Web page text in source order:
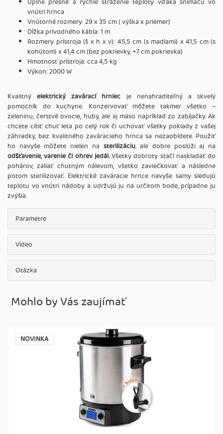
vnútri hrnca
Vnútorné rozmery: 29 x 35 cm ( výška x priemer)
Dĺžka prívodného kábla: 1 m
Rozmery prístroja (š x h x v): 45,5 cm (s madlami) x 41,5 cm (s
kohútom) x 41,4 cm (bez pokrievky, +7 cm pokrievka)
Hmotnosť prístroja: cca 4,5 kg
Výkon: 2000 W
Kvalitnýelektrický zavárací hrniec je nenahraditeľný a skvelý
pomocník do kuchyne. Konzervovať môžete takmer všetko –
zeleninu, čerstvé ovocie, huby, ale aj mäso napríklad zo zabíjačky. Ak
chcete cítiť chuť leta po celý rok či uchovať všetky poklady z vašej
záhradky, bez kvalitného zaváracieho hrnca sa nezaobídete. Použiť
ho navyše môžete nielen na sterilizáciu, ale dobre poslúži aj na
odšťavenie,varenie či ohrev jedál. Všetky dobroty stačí naskladať do
pohárov, zaliať chutným nálevom, všetko zaviečkovať a následne
potom sterilizovať. Elektrické zaváracie hrnce navyše samy sledujú
teplotu vo vnútri nádoby a udržujú ju na určitom bode, prípadne ju
zvýšia.
Parametre
Video
Otázka
Mohlo by Vás zaujímať
NOVINKA